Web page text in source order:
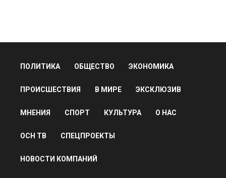
ПОЛИТИКА ОБЩЕСТВО ЭКОНОМИКА
ПРОИСШЕСТВИЯ В МИРЕ ЭКСКЛЮЗИВ
МНЕНИЯ СПОРТ КУЛЬТУРА О НАС
ОСН ТВ СПЕЦПРОЕКТЫ
НОВОСТИ КОМПАНИЙ